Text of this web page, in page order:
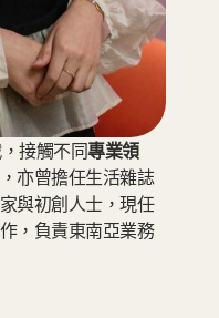
接觸不同專業領
亦曾擔任生活雜誌
與初創人士，現任
，負責東南亞業務